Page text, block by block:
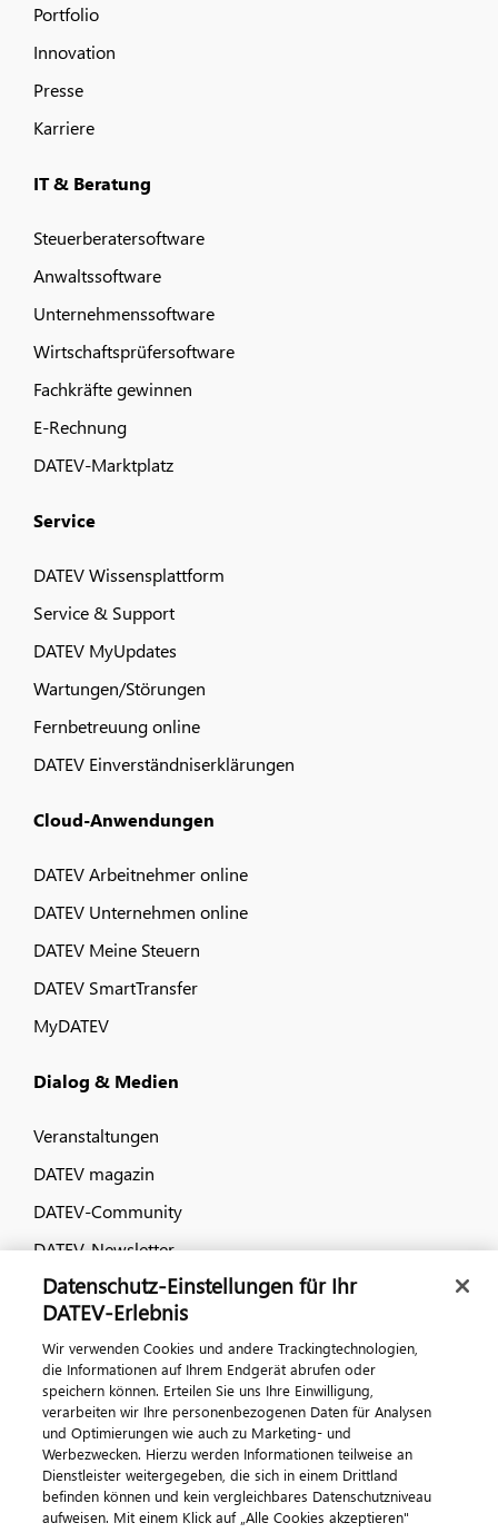
Portfolio
Innovation
Presse
Karriere
IT & Beratung
Steuerberatersoftware
Anwaltssoftware
Unternehmenssoftware
Wirtschaftsprüfersoftware
Fachkräfte gewinnen
E-Rechnung
DATEV-Marktplatz
Service
DATEV Wissensplattform
Service & Support
DATEV MyUpdates
Wartungen/Störungen
Fernbetreuung online
DATEV Einverständniserklärungen
Cloud-Anwendungen
DATEV Arbeitnehmer online
DATEV Unternehmen online
DATEV Meine Steuern
DATEV SmartTransfer
MyDATEV
Dialog & Medien
Veranstaltungen
DATEV magazin
DATEV-Community
DATEV-Newsletter
Kontaktieren Sie uns
ImpressumDatenschutzAGB Kontakt
Datenschutz-Einstellungen für Ihr
DATEV-Erlebnis
Wir verwenden Cookies und andere Trackingtechnologien,
die Informationen auf Ihrem Endgerät abrufen oder
speichern können. Erteilen Sie uns Ihre Einwilligung,
verarbeiten wir Ihre personenbezogenen Daten für Analysen
und Optimierungen wie auch zu Marketing- und
Werbezwecken. Hierzu werden Informationen teilweise an
Dienstleister weitergegeben, die sich in einem Drittland
befinden können und kein vergleichbares Datenschutzniveau
aufweisen. Mit einem Klick auf „Alle Cookies akzeptieren"